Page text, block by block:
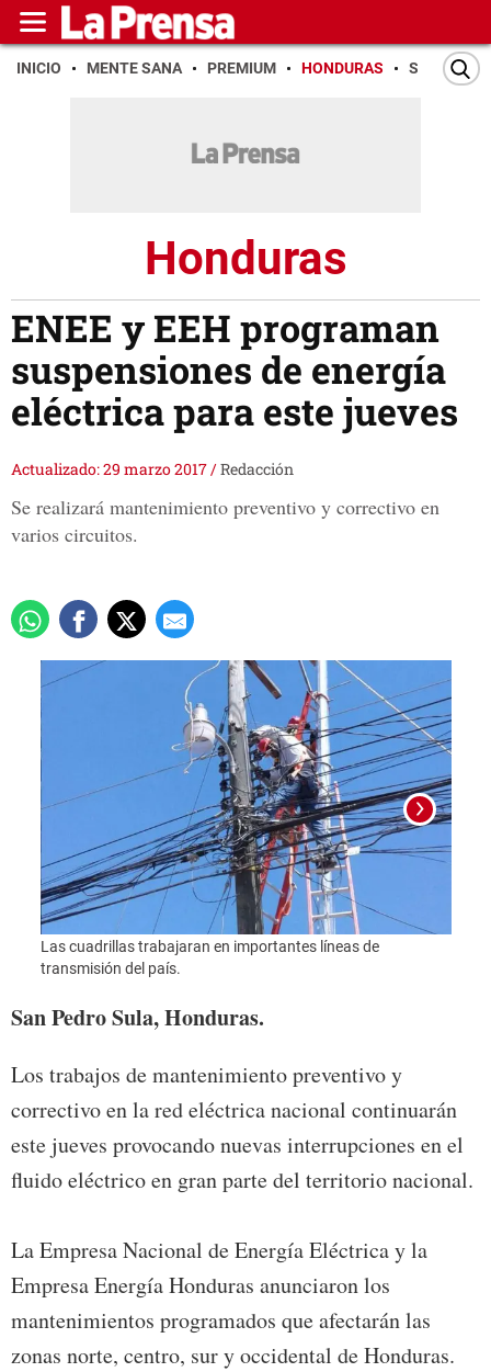
INICIO MENTE SANA PREMIUM HONDURAS SAN PEDRO
Honduras
ENEE y EEH programan
suspensiones de energía
eléctrica para este jueves
Actualizado: 29 marzo 2017/Redacción
Se realizará mantenimiento preventivo y correctivo en
varios circuitos.
Las cuadrillas trabajaran en importantes líneas de
transmisión del país.
San Pedro Sula, Honduras.
Los trabajos de mantenimiento preventivo y
correctivo en la red eléctrica nacional continuarán
este jueves provocando nuevas interrupciones en el
fluido eléctrico en gran parte del territorio nacional.
La Empresa Nacional de Energía Eléctrica y la
Empresa Energía Honduras anunciaron los
mantenimientos programados que afectarán las
zonas norte, centro, sur y occidental de Honduras.